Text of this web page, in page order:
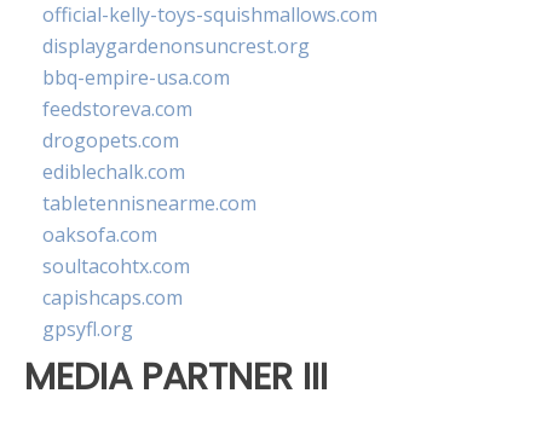
official-kelly-toys-squishmallows.com
displaygardenonsuncrest.org
bbq-empire-usa.com
feedstoreva.com
drogopets.com
ediblechalk.com
tabletennisnearme.com
oaksofa.com
soultacohtx.com
capishcaps.com
gpsyfl.org
MEDIA PARTNER III